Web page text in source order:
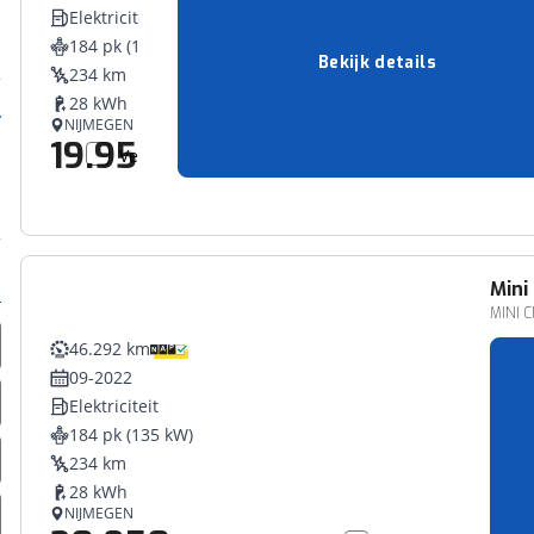
Elektriciteit
184 pk (135 kW)
234 km
28 kWh
NIJMEGEN
19.950,-
Vergelijk
Bekijk details
Mini
MINI
46.292 km
09-2022
Elektriciteit
184 pk (135 kW)
234 km
28 kWh
NIJMEGEN